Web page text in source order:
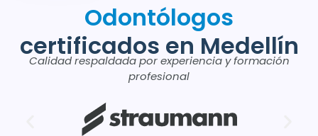
Odontólogos
certificados en Medellín
Calidad respaldada por experiencia y formación
profesional